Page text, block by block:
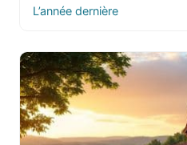
L’année dernière